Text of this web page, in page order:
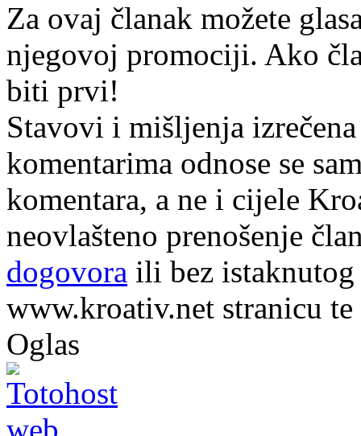
Za ovaj članak možete
njegovoj promociji. Ako
biti prvi!
Stavovi i mišljenja
komentarima odnose se
komentara, a ne i cijele
neovlašteno prenošenje
dogovora ili bez
www.kroativ.net stranicu te
Oglas